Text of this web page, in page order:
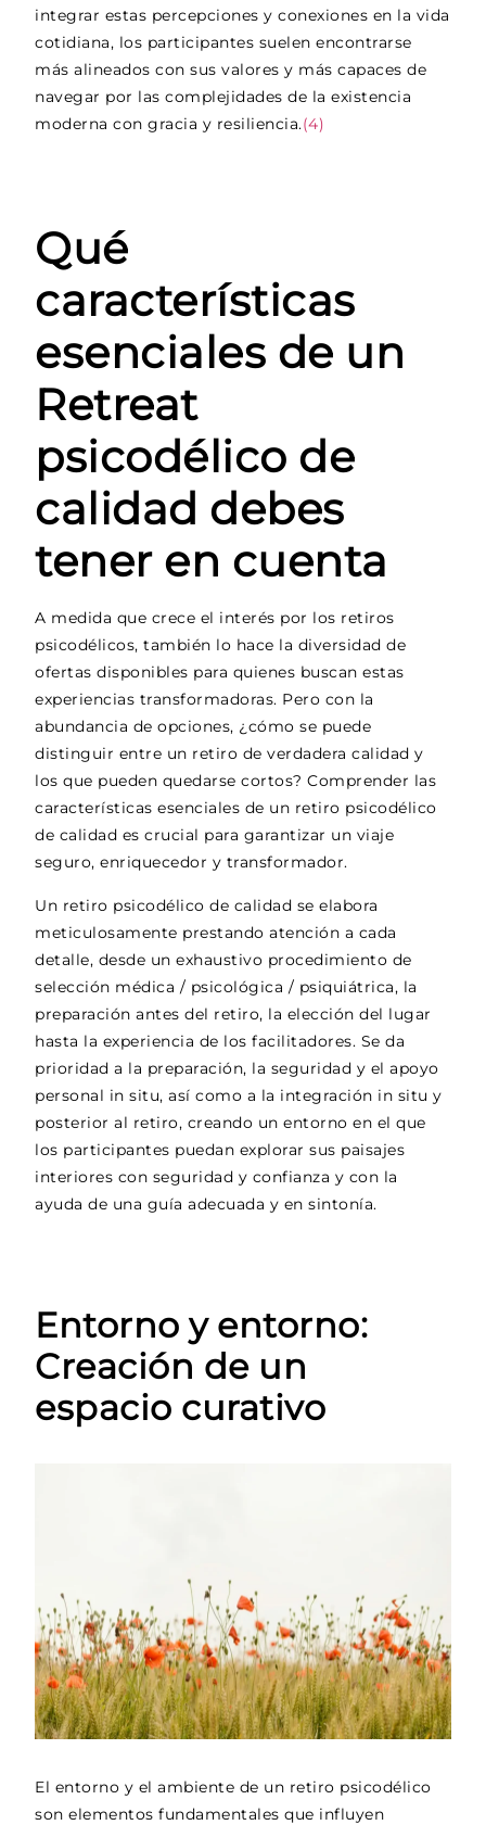
integrar estas percepciones y conexiones en la vida
cotidiana, los participantes suelen encontrarse
más alineados con sus valores y más capaces de
navegar por las complejidades de la existencia
moderna con gracia y resiliencia.(4)
Qué
características
esenciales de un
Retreat
psicodélico de
calidad debes
tener en cuenta
A medida que crece el interés por los retiros
psicodélicos, también lo hace la diversidad de
ofertas disponibles para quienes buscan estas
experiencias transformadoras. Pero con la
abundancia de opciones, ¿cómo se puede
distinguir entre un retiro de verdadera calidad y
los que pueden quedarse cortos? Comprender las
características esenciales de un retiro psicodélico
de calidad es crucial para garantizar un viaje
seguro, enriquecedor y transformador.
Un retiro psicodélico de calidad se elabora
meticulosamente prestando atención a cada
detalle, desde un exhaustivo procedimiento de
selección médica / psicológica / psiquiátrica, la
preparación antes del retiro, la elección del lugar
hasta la experiencia de los facilitadores. Se da
prioridad a la preparación, la seguridad y el apoyo
personal in situ, así como a la integración in situ y
posterior al retiro, creando un entorno en el que
los participantes puedan explorar sus paisajes
interiores con seguridad y confianza y con la
ayuda de una guía adecuada y en sintonía.
Entorno y entorno:
Creación de un
espacio curativo
El entorno y el ambiente de un retiro psicodélico
son elementos fundamentales que influyen